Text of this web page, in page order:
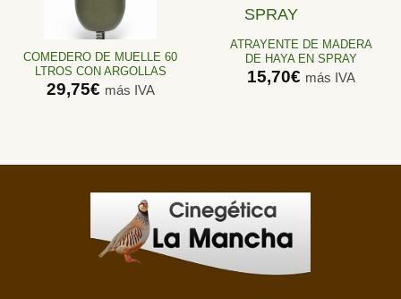
a la
lista de
COMEDERO DE MUELLE 60
LTROS CON ARGOLLAS
29,75€ más IVA
deseos
ATRAYENTE DE MADERA
DE HAYA EN SPRAY
15,70€ más IVA